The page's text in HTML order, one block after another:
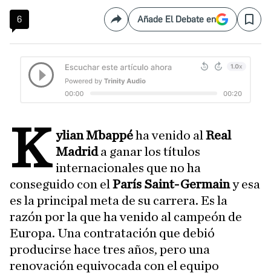
6 CompartirAñade El Debate en Save
K ylian Mbappéha venido alReal
Madrida ganar los títulos
internacionales que no ha
conseguido con el París Saint-Germainy esa
es la principal meta de su carrera. Es la
razón por la que ha venido al campeón de
Europa. Una contratación que debió
producirse hace tres años, pero una
renovación equivocada con el equipo